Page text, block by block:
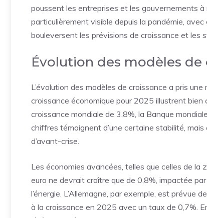
poussent les entreprises et les gouvernements
particulièrement visible depuis la pandémie,
bouleversent les prévisions de croissance et les
Évolution des modèles de
L’évolution des modèles de croissance a pris
croissance économique pour 2025 illustrent
croissance mondiale de 3,8%, la Banque
chiffres témoignent d’une certaine stabilité,
d’avant-crise.
Les économies avancées, telles que celles de la
euro ne devrait croître que de 0,8%, impactée
l’énergie. L’Allemagne, par exemple, est
à la croissance en 2025 avec un taux de 0,7%.